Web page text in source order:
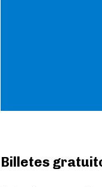
Billetes